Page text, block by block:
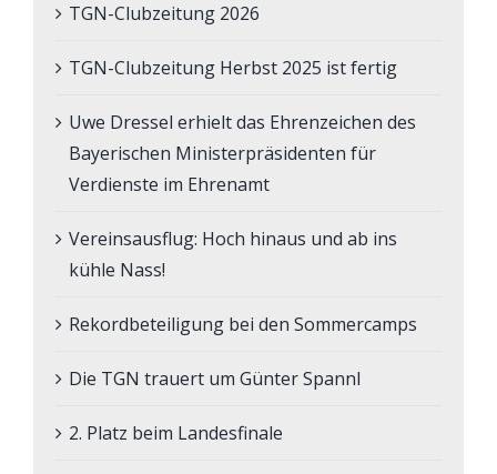
TGN-Clubzeitung 2026
TGN-Clubzeitung Herbst 2025 ist fertig
Uwe Dressel erhielt das Ehrenzeichen des
Bayerischen Ministerpräsidenten für
Verdienste im Ehrenamt
Vereinsausflug: Hoch hinaus und ab ins
kühle Nass!
Rekordbeteiligung bei den Sommercamps
Die TGN trauert um Günter Spannl
2. Platz beim Landesfinale